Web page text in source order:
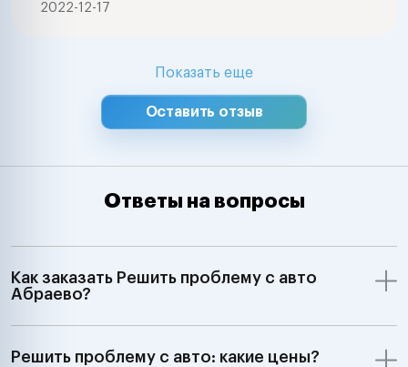
2022-12-17
Показать еще
Оставить отзыв
Ответы на вопросы
Как заказать Решить проблему с авто
Абраево?
Решить проблему с авто: какие цены?